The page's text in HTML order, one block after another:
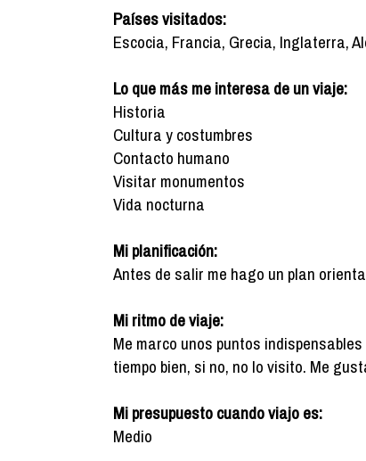
Países visitados:
Escocia, Francia, Grecia, Inglaterra,
Lo que más me interesa de un viaje:
Historia
Cultura y costumbres
Contacto humano
Visitar monumentos
Vida nocturna
Mi planificación:
Antes de salir me hago un plan
Mi ritmo de viaje:
Me marco unos puntos
tiempo bien, si no, no lo visito. Me
Mi presupuesto cuando viajo es:
Medio